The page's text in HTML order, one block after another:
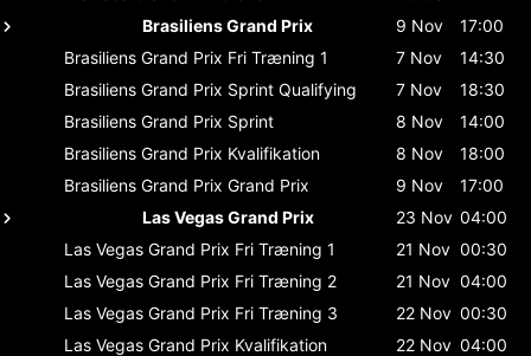
Brasiliens Grand Prix
9 Nov
17:00
Brasiliens Grand Prix Fri Træning 1 7 Nov
14:30
Brasiliens Grand Prix Sprint Qualifying 7 Nov
18:30
Brasiliens Grand Prix Sprint 8 Nov
14:00
Brasiliens Grand Prix Kvalifikation 8 Nov
18:00
Brasiliens Grand Prix Grand Prix 9 Nov
17:00
Las Vegas Grand Prix
23 Nov 04:00
Las Vegas Grand Prix Fri Træning 1 21 Nov 00:30
Las Vegas Grand Prix Fri Træning 2 21 Nov 04:00
Las Vegas Grand Prix Fri Træning 3 22 Nov 00:30
Las Vegas Grand Prix Kvalifikation 22 Nov 04:00